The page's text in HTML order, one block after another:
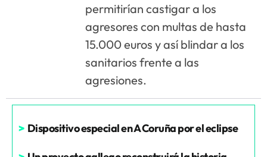
permitirían castigar a los
agresores con multas de hasta
15.000 euros y así blindar a los
sanitarios frente a las
agresiones.
> Dispositivo especial en A Coruña por el eclipse